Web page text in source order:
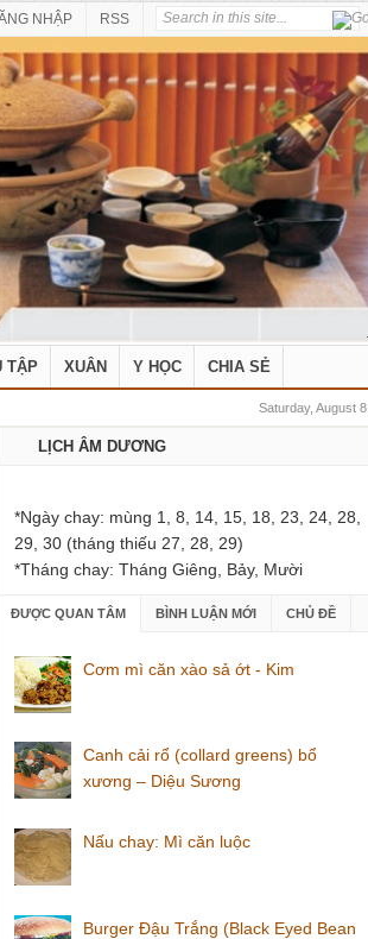
NHẬP RSS
TẬP XUÂN Y HỌC CHIA SẺ
Saturday, August 8.
LỊCH ÂM DƯƠNG
*Ngày chay: mùng 1, 8, 14, 15, 18, 23, 24, 28,
29, 30 (tháng thiếu 27, 28, 29)
*Tháng chay: Tháng Giêng, Bảy, Mười
ĐƯỢC QUAN TÂM BÌNH LUẬN MỚI CHỦ ĐỀ
Cơm mì căn xào sả ớt - Kim
Canh cải rổ (collard greens) bổ
xương – Diệu Sương
Nấu chay: Mì căn luộc
Burger Đậu Trắng (Black Eyed Bean